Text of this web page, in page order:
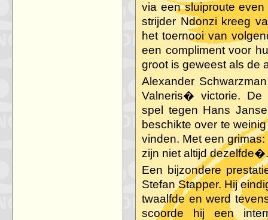
via een sluiproute
strijder Ndonzi kreeg
het toernooi van
een compliment voor
groot is geweest als de
Alexander
Valneris� victorie. De
spel tegen Hans
beschikte over te
vinden. Met een
zijn niet altijd dezelfde�.
Een bijzondere
Stefan Stapper. Hij
twaalfde en werd
scoorde hij een